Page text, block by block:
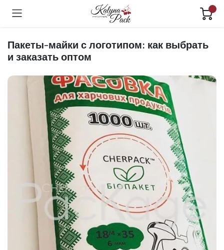
Пакеты-майки с логотипом: как выбрать
и заказать оптом